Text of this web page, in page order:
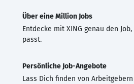
Über eine Million Jobs
Entdecke mit XING genau den
passt.
Persönliche Job-Angebote
Lass Dich finden von